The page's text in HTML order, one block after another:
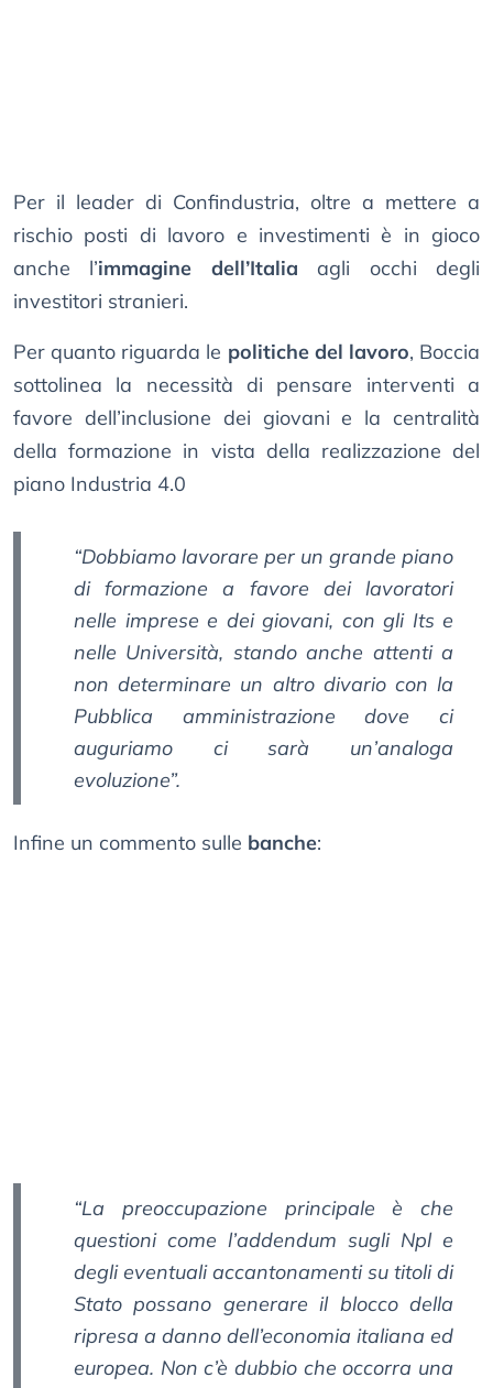
Per il leader di Confindustria, oltre a mettere a
rischio posti di lavoro e investimenti è in gioco
anche l’immagine dell’Italia agli occhi degli
investitori stranieri.
Per quanto riguarda le politiche del lavoro, Boccia
sottolinea la necessità di pensare interventi a
favore dell’inclusione dei giovani e la centralità
della formazione in vista della realizzazione del
piano Industria 4.0
“Dobbiamo lavorare per un grande piano
di formazione a favore dei lavoratori
nelle imprese e dei giovani, con gli Its e
nelle Università, stando anche attenti a
non determinare un altro divario con la
Pubblica amministrazione dove ci
auguriamo ci sarà un’analoga
evoluzione”.
Infine un commento sulle banche:
“La preoccupazione principale è che
questioni come l’addendum sugli Npl e
degli eventuali accantonamenti su titoli di
Stato possano generare il blocco della
ripresa a danno dell’economia italiana ed
europea. Non c’è dubbio che occorra una